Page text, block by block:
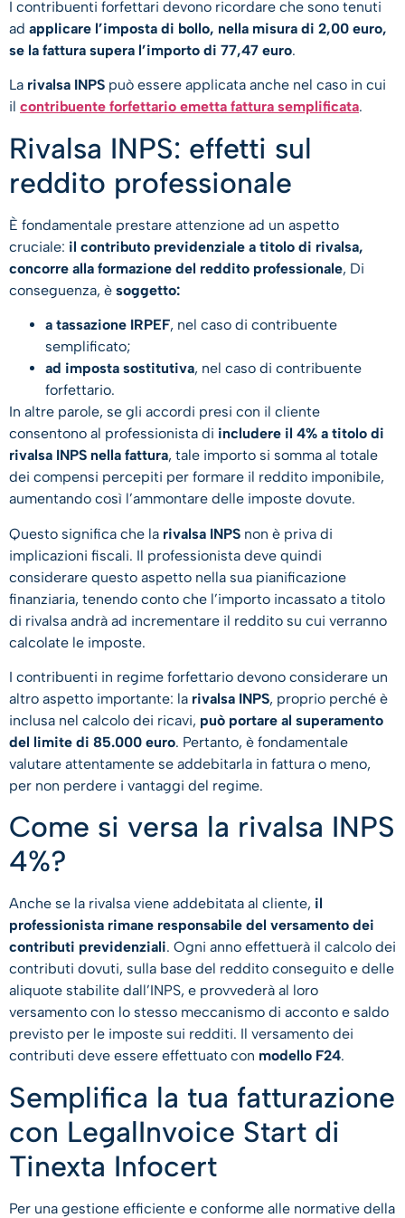
I contribuenti forfettari devono ricordare che sono tenuti
ad applicare l’imposta di bollo, nella misura di 2,00 euro,
se la fattura supera l’importo di 77,47 euro.
La rivalsa INPS può essere applicata anche nel caso in cui
il contribuente forfettario emetta fattura semplificata.
Rivalsa INPS: effetti sul
reddito professionale
È fondamentale prestare attenzione ad un aspetto
cruciale: il contributo previdenziale a titolo di rivalsa,
concorre alla formazione del reddito professionale, Di
conseguenza, è soggetto:
a tassazione IRPEF, nel caso di contribuente
semplificato;
ad imposta sostitutiva, nel caso di contribuente
forfettario.
In altre parole, se gli accordi presi con il cliente
consentono al professionista di includere il 4% a titolo di
rivalsa INPS nella fattura, tale importo si somma al totale
dei compensi percepiti per formare il reddito imponibile,
aumentando così l’ammontare delle imposte dovute.
Questo significa che la rivalsa INPS non è priva di
implicazioni fiscali. Il professionista deve quindi
considerare questo aspetto nella sua pianificazione
finanziaria, tenendo conto che l’importo incassato a titolo
di rivalsa andrà ad incrementare il reddito su cui verranno
calcolate le imposte.
I contribuenti in regime forfettario devono considerare un
altro aspetto importante: la rivalsa INPS, proprio perché è
inclusa nel calcolo dei ricavi, può portare al superamento
del limite di 85.000 euro. Pertanto, è fondamentale
valutare attentamente se addebitarla in fattura o meno,
per non perdere i vantaggi del regime.
Come si versa la rivalsa INPS
4%?
Anche se la rivalsa viene addebitata al cliente, il
professionista rimane responsabile del versamento dei
contributi previdenziali. Ogni anno effettuerà il calcolo dei
contributi dovuti, sulla base del reddito conseguito e delle
aliquote stabilite dall’INPS, e provvederà al loro
versamento con lo stesso meccanismo di acconto e saldo
previsto per le imposte sui redditi. Il versamento dei
contributi deve essere effettuato con modello F24.
Semplifica la tua fatturazione
con LegalInvoice Start di
Tinexta Infocert
Per una gestione efficiente e conforme alle normative della